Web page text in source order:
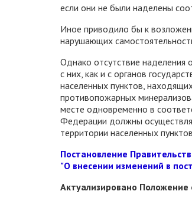
если они не были наделены
Иное приводило бы к
нарушающих
Однако отсутствие наделения
с них, как и с органов
населенных пунктов,
противопожарных
месте одновременно в
Федерации должны
территории населенных
Постановление
"О внесении изменений в
Актуализировано